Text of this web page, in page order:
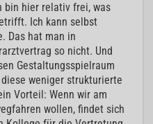
bin hier relativ frei, was
Ich kann selbst
Das hat man in
so nicht. Und
Gestaltungsspielraum
weniger strukturierte
Vorteil: Wenn wir am
wollen, findet sich